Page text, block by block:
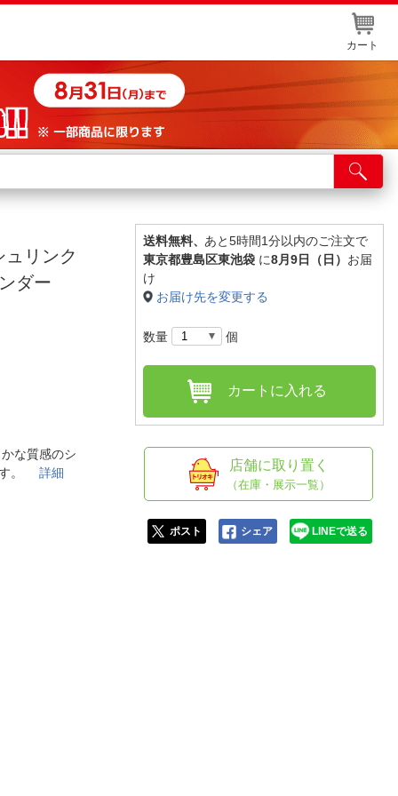
カート
舗サービス
ト取り置き
舗情報・店舗一覧
リンク
ダー
な質感のシ
す。詳細
送料無料、 あと5時間1分以内のご注文で
東京都豊島区東池袋 に8月9日（日） お届
け
お届け先を変更する
数量 個
カートに入れる
店舗に取り置く
（在庫・展示一覧）
ポスト シェア LINEで送る